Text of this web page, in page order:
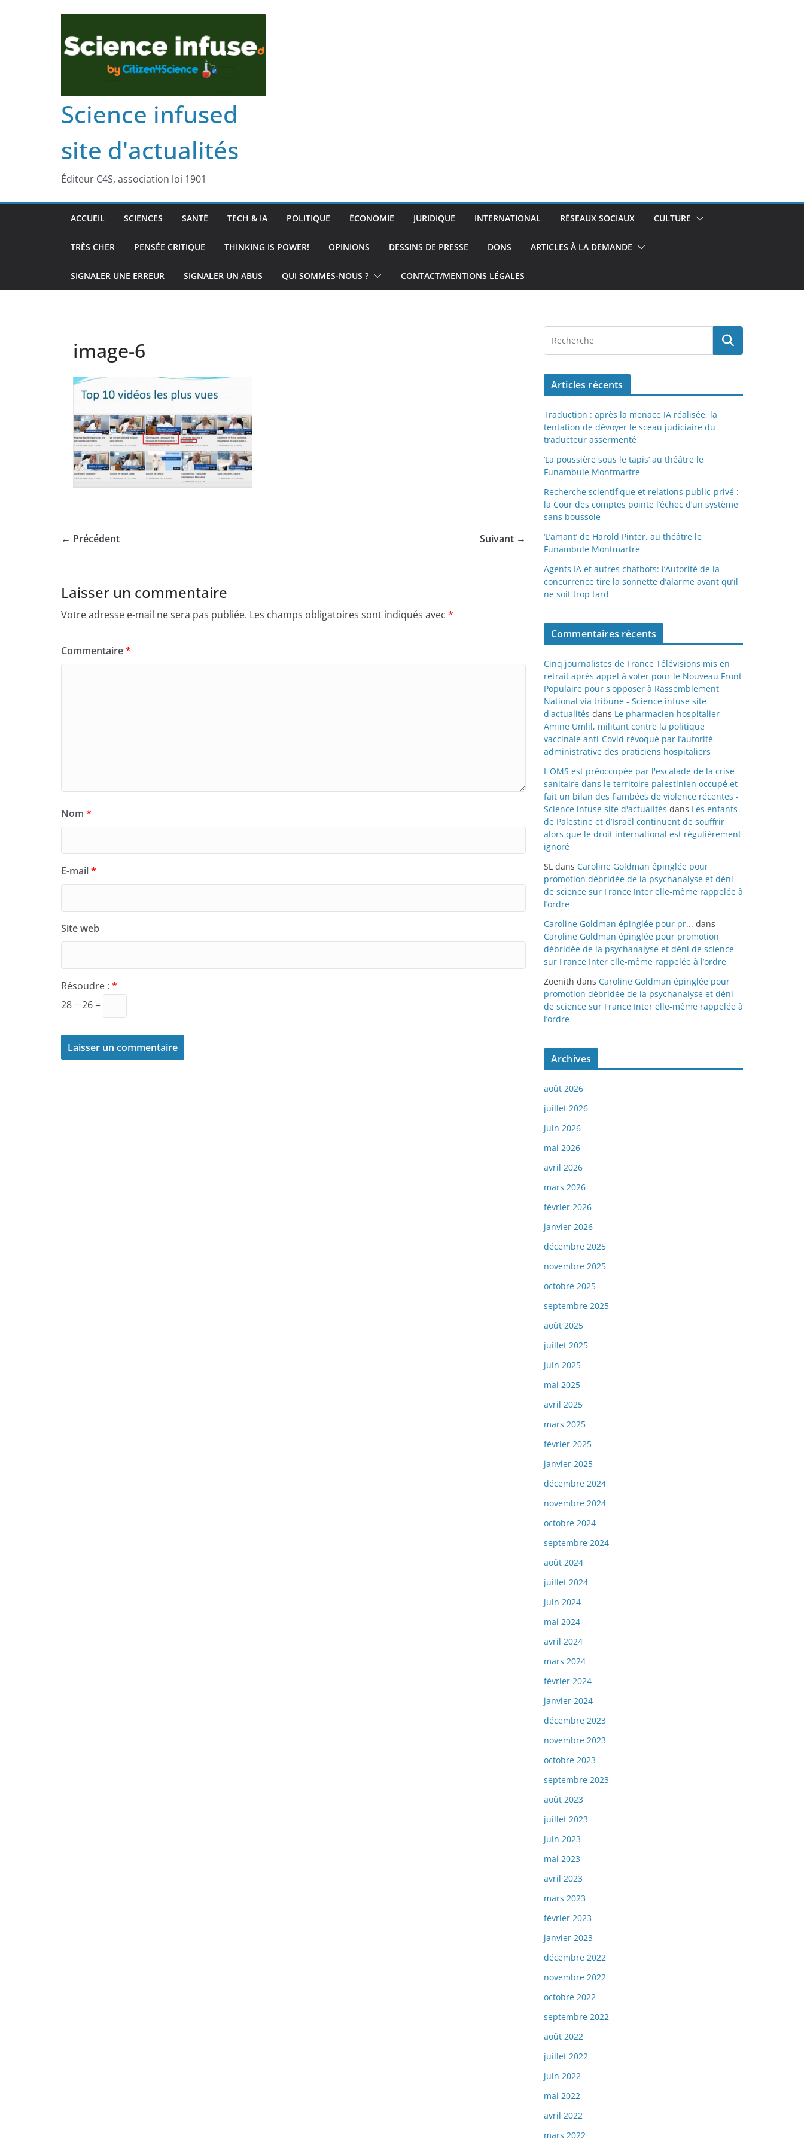
Science infused
site d'actualités
Éditeur C4S, association loi 1901
ACCUEIL SCIENCES SANTÉ TECH & IA POLITIQUE ÉCONOMIE JURIDIQUE INTERNATIONAL RÉSEAUX SOCIAUX CULTURE
TRÈS CHER PENSÉE CRITIQUE THINKING IS POWER! OPINIONS DESSINS DE PRESSE DONS ARTICLES À LA DEMANDE
SIGNALER UNE ERREUR SIGNALER UN ABUS QUI SOMMES-NOUS ? CONTACT/MENTIONS LÉGALES
image-6
← Précédent Suivant →
Laisser un commentaire
Votre adresse e-mail ne sera pas publiée. Les champs obligatoires sont indiqués avec *
Commentaire*
Nom *
E-mail*
Site web
Résoudre : *
28 − 26 =
Articles récents
Traduction : après la menace IA réalisée, la
tentation de dévoyer le sceau judiciaire du
traducteur assermenté
‘La poussière sous le tapis’ au théâtre le
Funambule Montmartre
Recherche scientifique et relations public-privé :
la Cour des comptes pointe l’échec d’un système
sans boussole
‘L’amant’ de Harold Pinter, au théâtre le
Funambule Montmartre
Agents IA et autres chatbots: l’Autorité de la
concurrence tire la sonnette d’alarme avant qu’il
ne soit trop tard
Commentaires récents
Cinq journalistes de France Télévisions mis en
retrait après appel à voter pour le Nouveau Front
Populaire pour s'opposer à Rassemblement
National via tribune - Science infuse site
d'actualités dans Le pharmacien hospitalier
Amine Umlil, militant contre la politique
vaccinale anti-Covid révoqué par l’autorité
administrative des praticiens hospitaliers
L'OMS est préoccupée par l'escalade de la crise
sanitaire dans le territoire palestinien occupé et
fait un bilan des flambées de violence récentes -
Science infuse site d'actualités dans Les enfants
de Palestine et d’Israël continuent de souffrir
alors que le droit international est régulièrement
ignoré
SL dans Caroline Goldman épinglée pour
promotion débridée de la psychanalyse et déni
de science sur France Inter elle-même rappelée à
l’ordre
Caroline Goldman épinglée pour pr... dans
Caroline Goldman épinglée pour promotion
débridée de la psychanalyse et déni de science
sur France Inter elle-même rappelée à l’ordre
Zoenith dans Caroline Goldman épinglée pour
promotion débridée de la psychanalyse et déni
de science sur France Inter elle-même rappelée à
l’ordre
Archives
août 2026
juillet 2026
juin 2026
mai 2026
avril 2026
mars 2026
février 2026
janvier 2026
décembre 2025
novembre 2025
octobre 2025
septembre 2025
août 2025
juillet 2025
juin 2025
mai 2025
avril 2025
mars 2025
février 2025
janvier 2025
décembre 2024
novembre 2024
octobre 2024
septembre 2024
août 2024
juillet 2024
juin 2024
mai 2024
avril 2024
mars 2024
février 2024
janvier 2024
décembre 2023
novembre 2023
octobre 2023
septembre 2023
août 2023
juillet 2023
juin 2023
mai 2023
avril 2023
mars 2023
février 2023
janvier 2023
décembre 2022
novembre 2022
octobre 2022
septembre 2022
août 2022
juillet 2022
juin 2022
mai 2022
avril 2022
mars 2022